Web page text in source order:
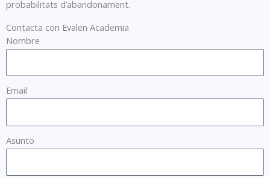
probabilitats d’abandonament.
Contacta con Evalen Academia
Nombre
Email
Asunto